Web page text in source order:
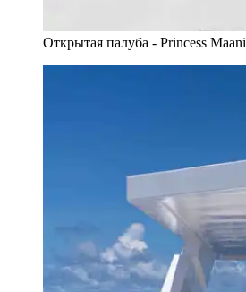
Открытая палуба - Princess Maani